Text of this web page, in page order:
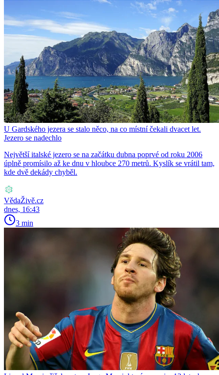
U Gardského jezera se stalo něco, na co místní čekali dvacet let.
Jezero se nadechlo
Největší italské jezero se na začátku dubna poprvé od roku 2006
úplně promísilo až ke dnu v hloubce 270 metrů. Kyslík se vrátil tam,
kde dvě dekády chyběl.
VědaŽivě.cz
dnes, 16:43
3 min